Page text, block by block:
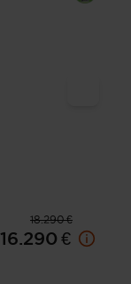
18.290 €
16.290 €